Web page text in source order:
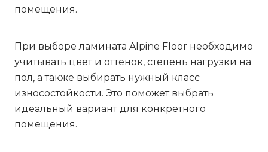
помещения.
При выборе ламината Alpine Floor необходимо
учитывать цвет и оттенок, степень нагрузки на
пол, а также выбирать нужный класс
износостойкости. Это поможет выбрать
идеальный вариант для конкретного
помещения.